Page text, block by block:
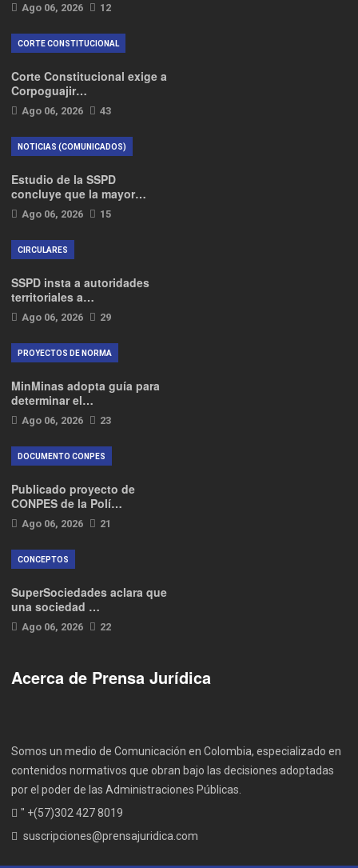
Ago 06, 2026 12
Corte Constitucional exige a
Corpoguajir…
Ago 06, 2026 43
CORTE CONSTITUCIONAL
Estudio de la SSPD
concluye que la mayor…
Ago 06, 2026 15
NOTICIAS (COMUNICADOS)
SSPD insta a autoridades
territoriales a…
Ago 06, 2026 29
CIRCULARES
MinMinas adopta guía para
determinar el…
Ago 06, 2026 23
PROYECTOS DE NORMA
Publicado proyecto de
CONPES de la Polí…
Ago 06, 2026 21
DOCUMENTO CONPES
SuperSociedades aclara que
una sociedad …
Ago 06, 2026 22
CONCEPTOS
Acerca de Prensa Jurídica
Somos un medio de Comunicación en Colombia, especializado en
contenidos normativos que obran bajo las decisiones adoptadas
por el poder de las Administraciones Públicas.
" +(57)302 427 8019
suscripciones@prensajuridica.com